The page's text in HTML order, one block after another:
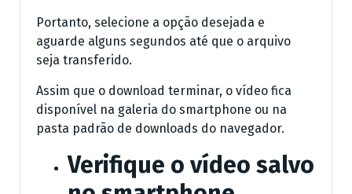
Portanto, selecione a opção desejada e
aguarde alguns segundos até que o arquivo
seja transferido.
Assim que o download terminar, o vídeo fica
disponível na galeria do smartphone ou na
pasta padrão de downloads do navegador.
Verifique o vídeo salvo